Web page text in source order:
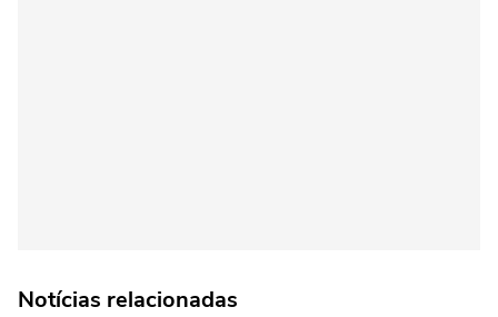
Notícias relacionadas